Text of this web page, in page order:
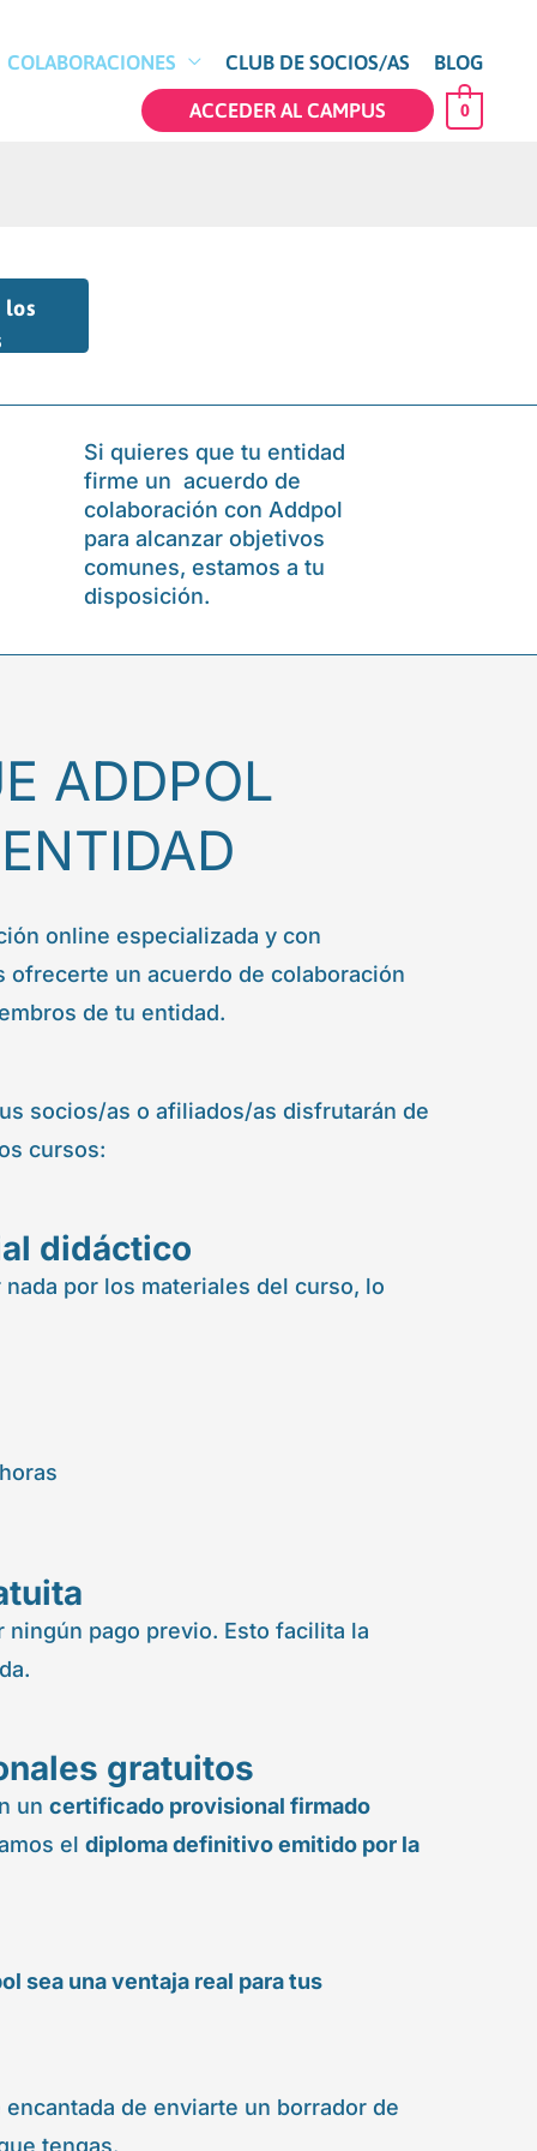
COLABORACIONES CLUB DE SOCIOS/AS BLOG
ACCEDER AL CAMPUS 0
los
Si quieres que tu entidad
firme un acuerdo de
colaboración con Addpol
para alcanzar objetivos
comunes, estamos a tu
disposición.
ADDPOL
online especializada y con
un acuerdo de colaboración
de tu entidad.
socios/as o afiliados/as disfrutarán de
cursos:
didáctico
por los materiales del curso, lo
pago previo. Esto facilita la
gratuitos
uncertificado provisional firmado
eldiploma definitivo emitido por la
sea una ventaja real para tus
de enviarte un borrador de
tengas.